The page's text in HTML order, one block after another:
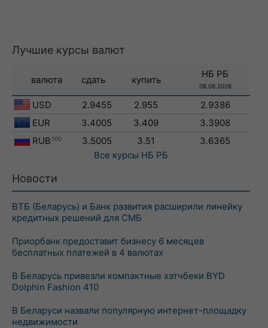
Лучшие курсы валют
валюта сдать купить
НБ РБ
08.08.2026
USD 2.9455 2.955
2.9386
EUR
3.4005 3.409
3.3908
RUB 100 3.5005 3.51
3.6365
Все курсы НБ РБ
Новости
ВТБ (Беларусь) и Банк развития расширили линейку
кредитных решений для СМБ
Приорбанк предоставит бизнесу 6 месяцев
бесплатных платежей в 4 валютах
В Беларусь привезли компактные хэтчбеки BYD
Dolphin Fashion 410
В Беларуси назвали популярную интернет-площадку
недвижимости